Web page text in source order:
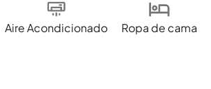
Aire Acondicionado
Ropa de cama